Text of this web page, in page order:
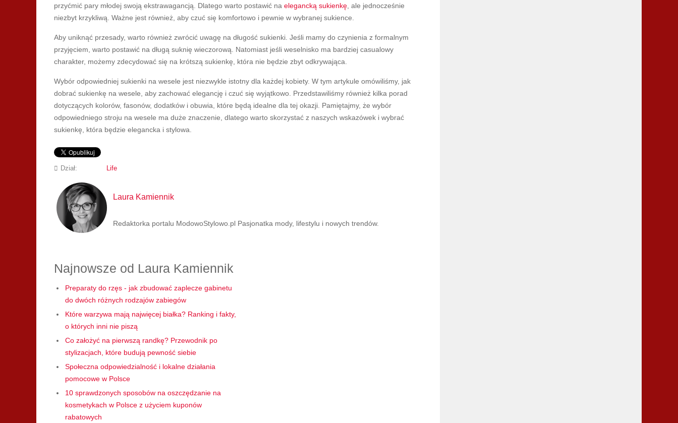
przyćmić pary młodej swoją ekstrawagancją. Dlatego warto postawić na elegancką sukienkę , ale jednocześnie
niezbyt krzykliwą. Ważne jest również, aby czuć się komfortowo i pewnie w wybranej sukience.
Aby uniknąć przesady, warto również zwrócić uwagę na długość sukienki. Jeśli mamy do czynienia z formalnym
przyjęciem, warto postawić na długą suknię wieczorową. Natomiast jeśli weselnisko ma bardziej casualowy
charakter, możemy zdecydować się na krótszą sukienkę, która nie będzie zbyt odkrywająca.
Wybór odpowiedniej sukienki na wesele jest niezwykle istotny dla każdej kobiety. W tym artykule omówiliśmy, jak
dobrać sukienkę na wesele, aby zachować elegancję i czuć się wyjątkowo. Przedstawiliśmy również kilka porad
dotyczących kolorów, fasonów, dodatków i obuwia, które będą idealne dla tej okazji. Pamiętajmy, że wybór
odpowiedniego stroju na wesele ma duże znaczenie, dlatego warto skorzystać z naszych wskazówek i wybrać
sukienkę, która będzie elegancka i stylowa.
Dział: Life
Laura Kamiennik
Redaktorka portalu ModowoStylowo.pl Pasjonatka mody, lifestylu i nowych trendów.
Najnowsze od Laura Kamiennik
Preparaty do rzęs - jak zbudować zaplecze gabinetu
do dwóch różnych rodzajów zabiegów
Które warzywa mają najwięcej białka? Ranking i fakty,
o których inni nie piszą
Co założyć na pierwszą randkę? Przewodnik po
stylizacjach, które budują pewność siebie
Społeczna odpowiedzialność i lokalne działania
pomocowe w Polsce
10 sprawdzonych sposobów na oszczędzanie na
kosmetykach w Polsce z użyciem kuponów
rabatowych